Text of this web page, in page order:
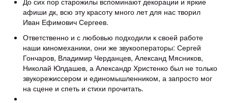
афиши дк, всю эту красоту много лет для нас творил
Иван Ефимович Сергеев.
Ответственно и с любовью подходили к своей работе
наши киномеханики, они же звукооператоры: Сергей
Гончаров, Владимир Черданцев, Александ Мясников,
Николай Юлдашев, а Александр Христенко был не только
звукорежиссером и единомышленником, а запросто мог
на сцене и спеть и стихи прочитать.